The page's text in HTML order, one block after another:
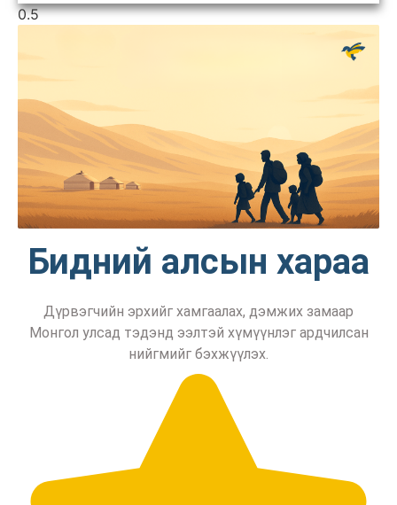
Бидний алсын хараа
Дүрвэгчийн эрхийг хамгаалах, дэмжих замаар
Монгол улсад тэдэнд ээлтэй хүмүүнлэг ардчилсан
нийгмийг бэхжүүлэх.